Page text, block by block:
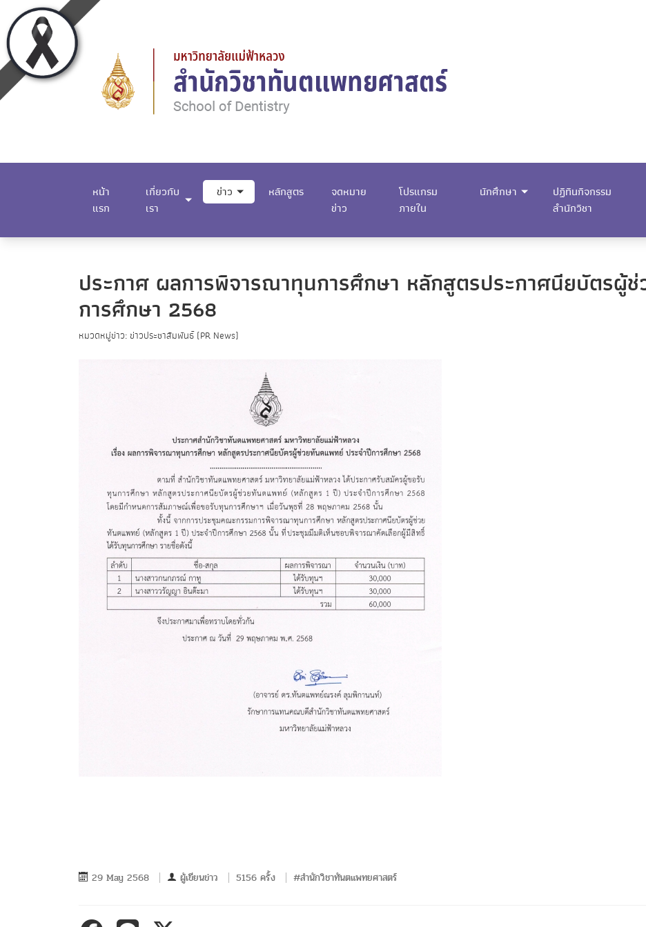
หน้า
แรก
เกี่ยวกับ
เรา
ข่าว หลักสูตร
จดหมาย
ข่าว
โปรแกรม
ภายใน
นักศึกษา
ปฏิทินกิจกรรม
สำนักวิชา
ประกาศ ผลการพิจารณาทุนการศึกษา หลักสูตรประกาศนียบัตรผู้
การศึกษา 2568
หมวดหมู่ข่าว: ข่าวประชาสัมพันธ์ (PR News)
29 May 2568 ผู้เขียนข่าว 5156 ครั้ง #สำนักวิชาทันตแพทยศาสตร์